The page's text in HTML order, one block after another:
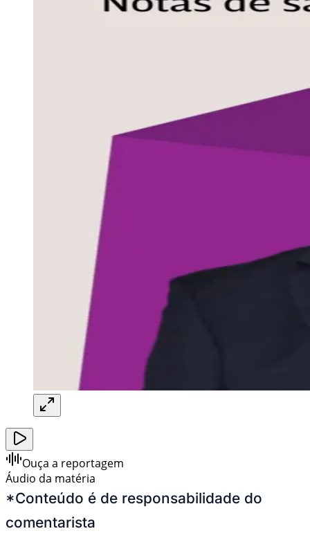
Ouça a reportagem
Áudio da matéria
*Conteúdo é de responsabilidade do
comentarista